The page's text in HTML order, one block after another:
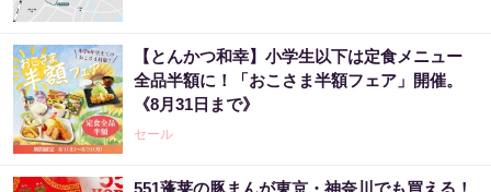
【とんかつ和幸】小学生以下は定食メニュー
全品半額に！「おこさま半額フェア」開催。
《8月31日まで》
セール
551蓬莱の豚まんが東京・神奈川でも買える！